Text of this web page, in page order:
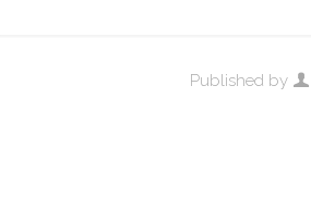
Published by